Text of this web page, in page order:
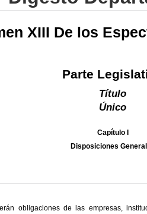
XIII De los
Parte
Título
Único
Capítulo I
Disposiciones
obligaciones de las empresas,